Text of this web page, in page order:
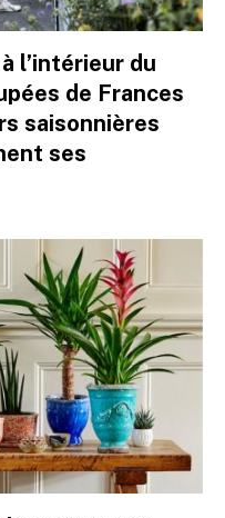
l’intérieur du
de Frances
saisonnières
ses